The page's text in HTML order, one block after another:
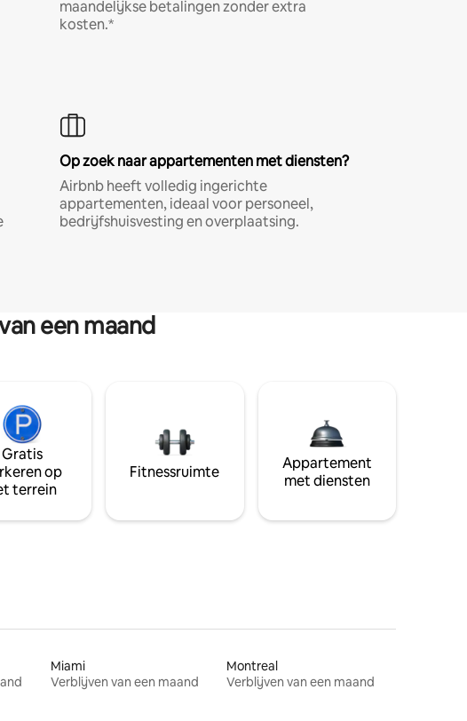
maandelijkse betalingen zonder extra
kosten.*
Op zoek naar appartementen met diensten?
Airbnb heeft volledig ingerichte
appartementen, ideaal voor personeel,
bedrijfshuisvesting en overplaatsing.
een maand
Gratis
op
terrein
Fitnessruimte
Appartement
met diensten
Miami
Verblijven van een maand
Montreal
Verblijven van een maand